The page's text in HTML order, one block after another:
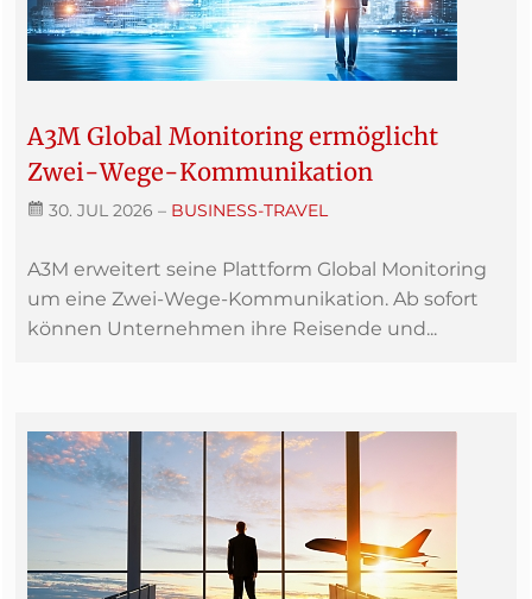
A3M Global Monitoring ermöglicht
Zwei-Wege-Kommunikation
30. JUL 2026 – BUSINESS-TRAVEL
A3M erweitert seine Plattform Global Monitoring
um eine Zwei-Wege-Kommunikation. Ab sofort
können Unternehmen ihre Reisende und...